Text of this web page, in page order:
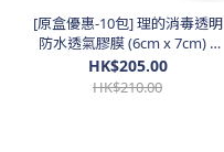
[原盒優惠-10包] 理的消毒透明
防水透氣膠膜 (6cm x 7cm) 5
片獨立包裝
HK$205.00
HK$210.00